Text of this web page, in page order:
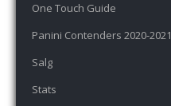
One Touch Guide
Panini Contenders 2020-2021
Salg
Stats